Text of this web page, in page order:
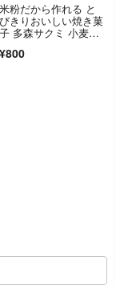
米粉だから作れる と
びきりおいしい焼き菓
子 多森サクミ 小麦
¥800